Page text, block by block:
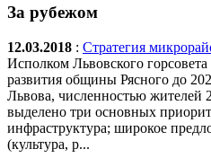
За рубежом
12.03.2018 : Стратегия
Исполком Львовского
развития общины Рясного до
Львова, численностью жителей
выделено три основных
инфраструктура; широкое
(культура, р...